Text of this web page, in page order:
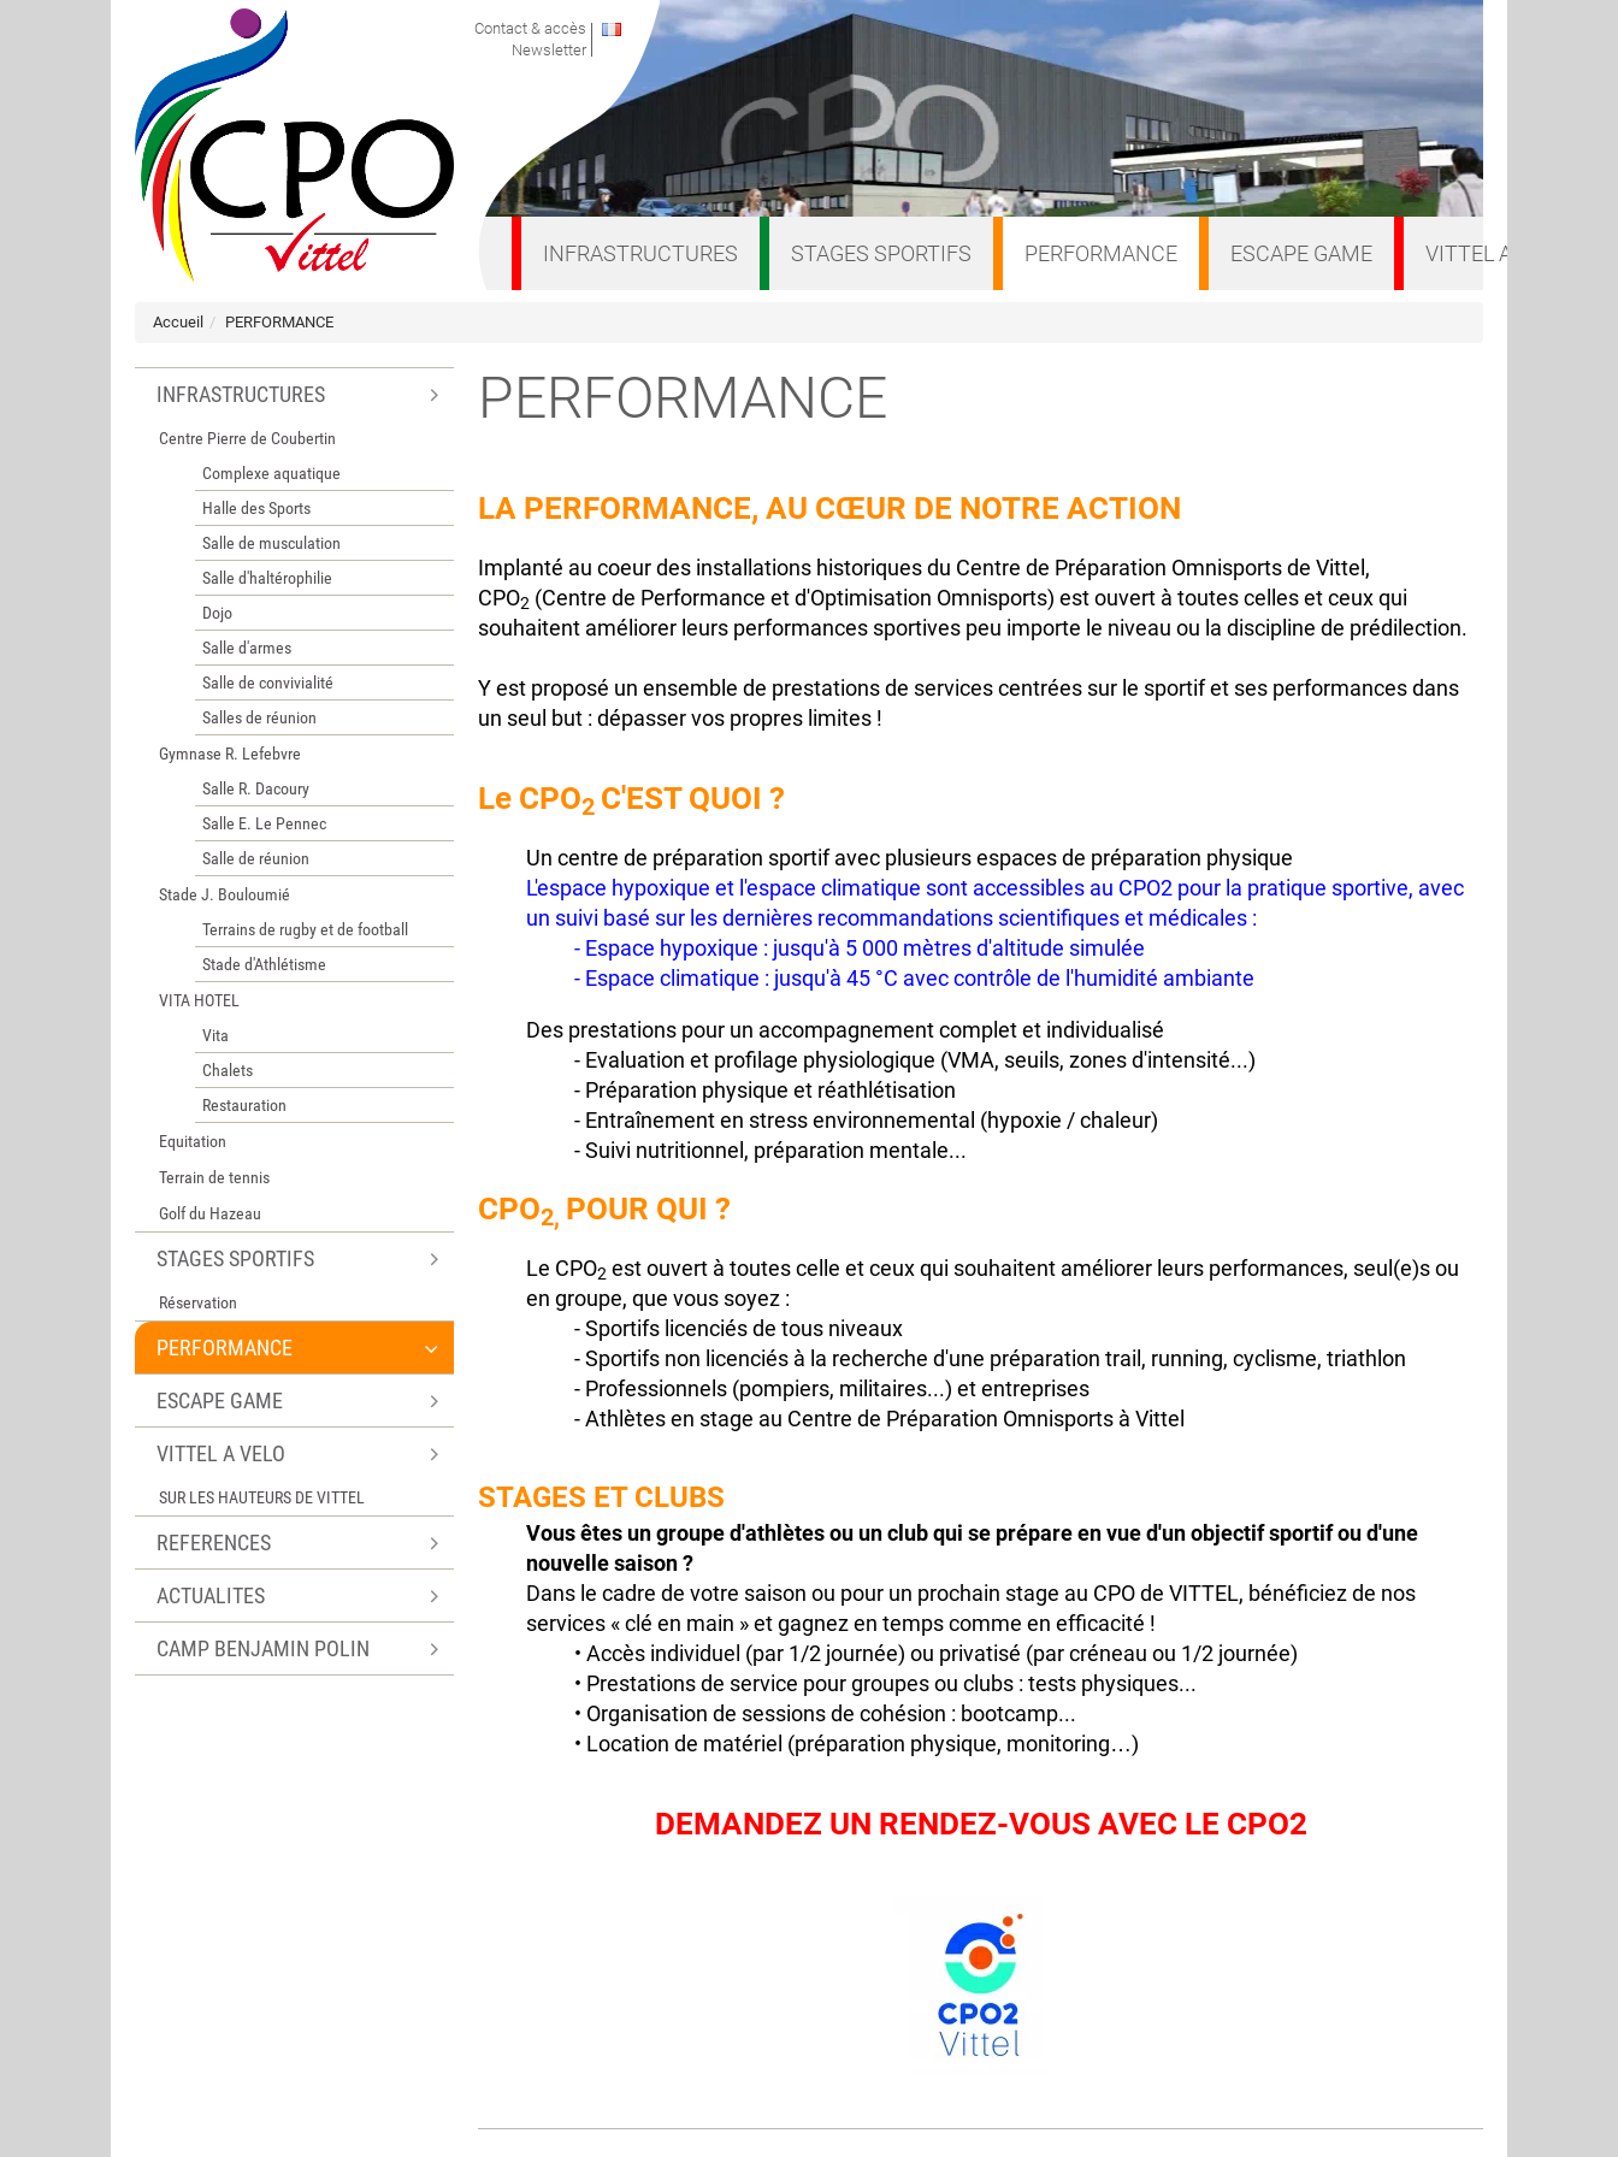
INFRASTRUCTURES STAGES SPORTIFS PERFORMANCE ESCAPE GAME VITTEL A VELO
Contact & accès
Newsletter
Accueil PERFORMANCE
PERFORMANCE
LA PERFORMANCE, AU CŒUR DE NOTRE ACTION
Implanté au coeur des installations historiques du Centre de Préparation Omnisports de Vittel,
CPO2 (Centre de Performance et d'Optimisation Omnisports) est ouvert à toutes celles et ceux qui
souhaitent améliorer leurs performances sportives peu importe le niveau ou la discipline de prédilection.
Y est proposé un ensemble de prestations de services centrées sur le sportif et ses performances dans
un seul but : dépasser vos propres limites !
Le CPO2 C'EST QUOI ?
Un centre de préparation sportif avec plusieurs espaces de préparation physique
L'espace hypoxique et l'espace climatique sont accessibles au CPO2 pour la pratique sportive, avec
un suivi basé sur les dernières recommandations scientifiques et médicales :
- Espace hypoxique : jusqu'à 5 000 mètres d'altitude simulée
- Espace climatique : jusqu'à 45 °C avec contrôle de l'humidité ambiante
Des prestations pour un accompagnement complet et individualisé
- Evaluation et profilage physiologique (VMA, seuils, zones d'intensité...)
- Préparation physique et réathlétisation
- Entraînement en stress environnemental (hypoxie / chaleur)
- Suivi nutritionnel, préparation mentale...
CPO2, POUR QUI ?
Le CPO2 est ouvert à toutes celle et ceux qui souhaitent améliorer leurs performances, seul(e)s ou
en groupe, que vous soyez :
- Sportifs licenciés de tous niveaux
- Sportifs non licenciés à la recherche d'une préparation trail, running, cyclisme, triathlon
- Professionnels (pompiers, militaires...) et entreprises
- Athlètes en stage au Centre de Préparation Omnisports à Vittel
STAGES ET CLUBS
Vous êtes un groupe d'athlètes ou un club qui se prépare en vue d'un objectif sportif ou d'une
nouvelle saison ?
Dans le cadre de votre saison ou pour un prochain stage au CPO de VITTEL, bénéficiez de nos
services « clé en main » et gagnez en temps comme en efficacité !
• Accès individuel (par 1/2 journée) ou privatisé (par créneau ou 1/2 journée)
• Prestations de service pour groupes ou clubs : tests physiques...
• Organisation de sessions de cohésion : bootcamp...
• Location de matériel (préparation physique, monitoring…)
DEMANDEZ UN RENDEZ-VOUS AVEC LE CPO2
INFRASTRUCTURES
Centre Pierre de Coubertin
Complexe aquatique
Halle des Sports
Salle de musculation
Salle d'haltérophilie
Dojo
Salle d'armes
Salle de convivialité
Salles de réunion
Gymnase R. Lefebvre
Salle R. Dacoury
Salle E. Le Pennec
Salle de réunion
Stade J. Bouloumié
Terrains de rugby et de football
Stade d'Athlétisme
VITA HOTEL
Vita
Chalets
Restauration
Equitation
Terrain de tennis
Golf du Hazeau
STAGES SPORTIFS
Réservation
PERFORMANCE
ESCAPE GAME
VITTEL A VELO
SUR LES HAUTEURS DE VITTEL
REFERENCES
ACTUALITES
CAMP BENJAMIN POLIN